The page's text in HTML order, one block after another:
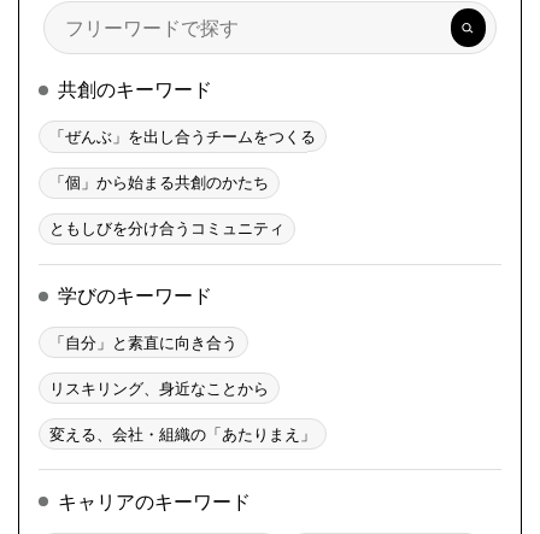
検
索
共創のキーワード
「ぜんぶ」を出し合うチームをつくる
「個」から始まる共創のかたち
ともしびを分け合うコミュニティ
学びのキーワード
「自分」と素直に向き合う
リスキリング、身近なことから
変える、会社・組織の「あたりまえ」
キャリアのキーワード